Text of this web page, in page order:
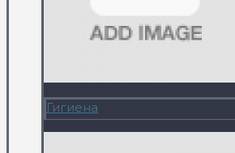
Гигиена